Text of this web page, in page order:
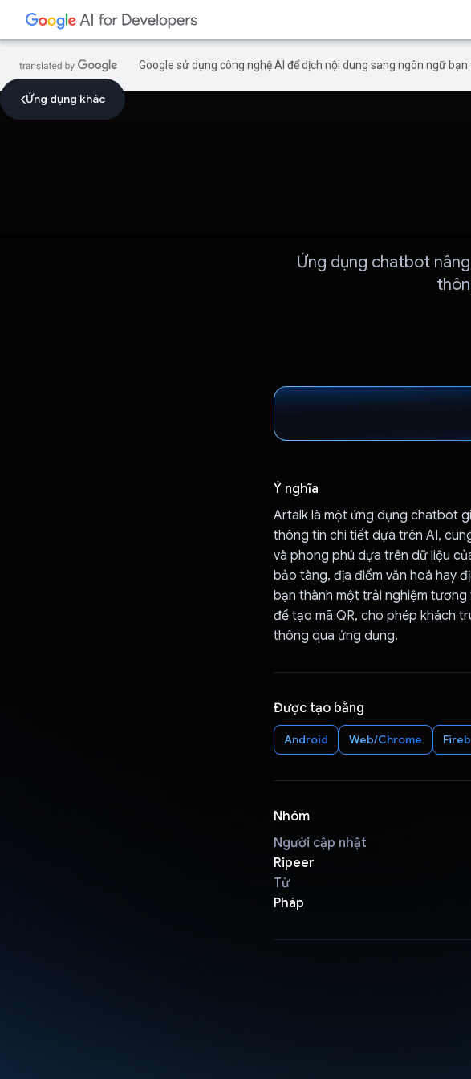
Google sử dụng công nghệ AI để dịch nội dung sang ngôn ngữ
Ứng dụng khác
Ứng dụng chatbot
Ý nghĩa
Artalk là một ứng dụng chatbot
thông tin chi tiết dựa trên AI,
và phong phú dựa trên dữ liệu
bảo tàng, địa điểm văn hoá hay
bạn thành một trải nghiệm
để tạo mã QR, cho phép khách
thông qua ứng dụng.
Được tạo bằng
Android Web/Chrome
Nhóm
Người cập nhật
Ripeer
Từ
Pháp